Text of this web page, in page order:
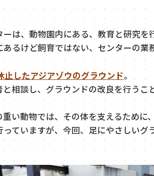
は、動物園内にある、教育と研究を
るけど飼育ではない、センターの業
止したアジアゾウのグラウンド。
相談し、グラウンドの改良を行うこ
い動物では、その体を支えるために
ていますが、今回、足にやさしいグ